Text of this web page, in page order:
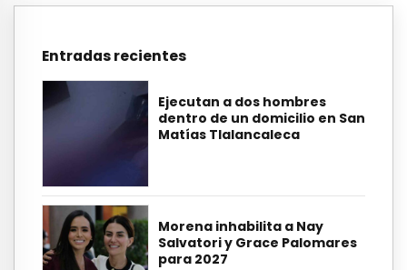
Entradas recientes
Ejecutan a dos hombres
dentro de un domicilio en San
Matías Tlalancaleca
Morena inhabilita a Nay
Salvatori y Grace Palomares
para 2027